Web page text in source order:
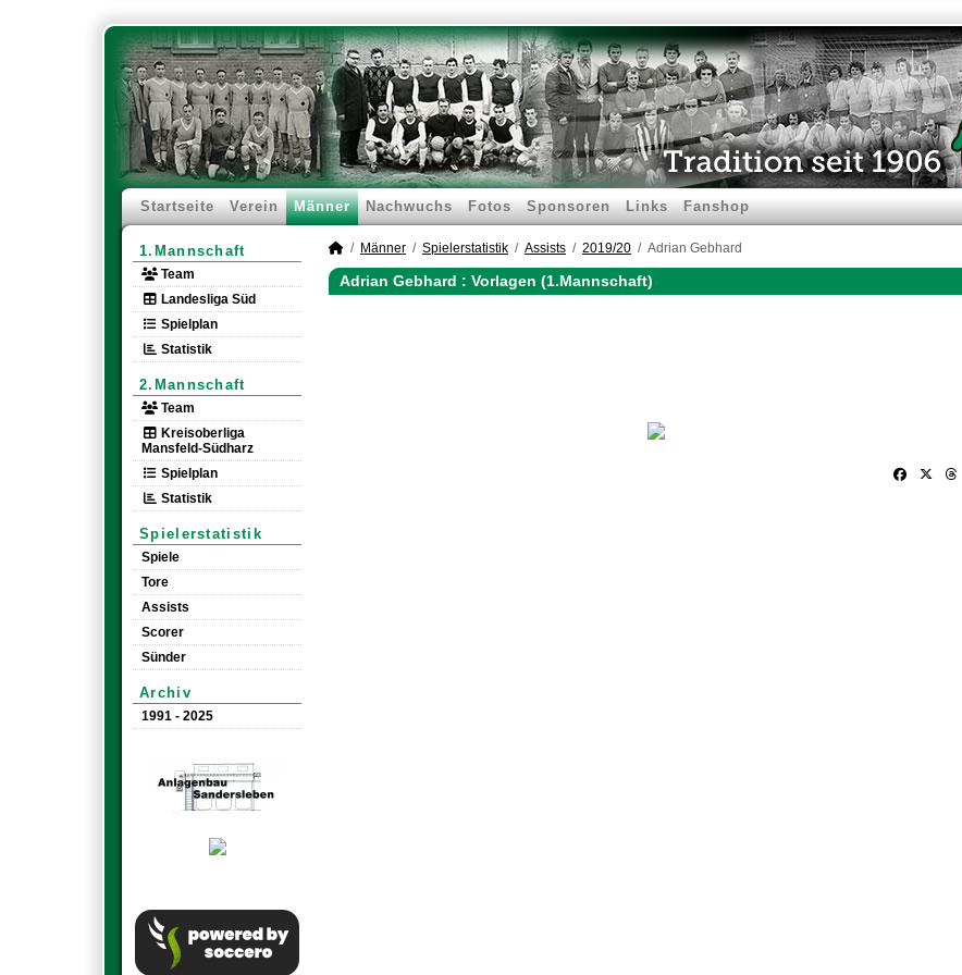
Startseite Verein Männer Nachwuchs Fotos Sponsoren Links Fanshop
1.Mannschaft
Team
Landesliga Süd
Spielplan
Statistik
2.Mannschaft
Team
Kreisoberliga
Mansfeld-Südharz
Spielplan
Statistik
Spielerstatistik
Spiele
Tore
Assists
Scorer
Sünder
Archiv
1991 - 2025
Männer Spielerstatistik Assists 2019/20 Adrian Gebhard
Adrian Gebhard : Vorlagen (1.Mannschaft)